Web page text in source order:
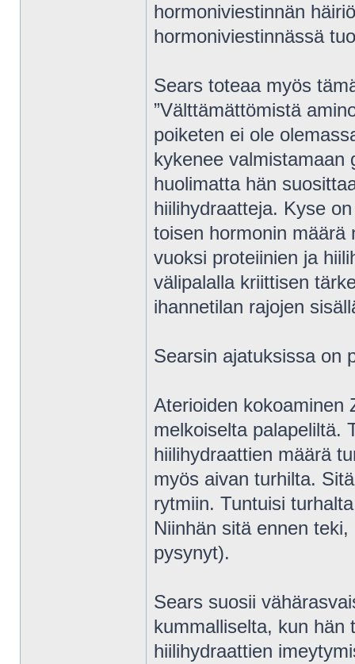
hormoniviestinnän
hormoniviestinnässä
Sears toteaa myös
”Välttämättömistä
poiketen ei ole
kykenee valmistamaan
huolimatta hän
hiilihydraatteja. Kyse
toisen hormonin määrä
vuoksi proteiinien ja
välipalalla kriittisen
ihannetilan rajojen
Searsin ajatuksissa on
Aterioiden kokoaminen
melkoiselta palapeliltä.
hiilihydraattien määrä
myös aivan turhilta.
rytmiin. Tuntuisi
Niinhän sitä ennen
pysynyt).
Sears suosii
kummalliselta, kun hän
hiilihydraattien